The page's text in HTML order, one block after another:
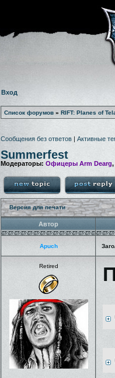
Вход
Список форумов » RIFT: Planes of
Сообщения без ответов | Активные
Summerfest
Модераторы: Офицеры Arm Dearg,
Версия для печати
Автор
Apuch
Retired